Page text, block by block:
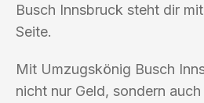
Busch Innsbruck steht dir
Seite.
Mit Umzugskönig Busch
nicht nur Geld, sondern